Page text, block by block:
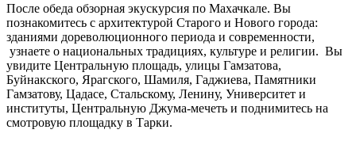
После обеда обзорная экускурсия по Махачкале. Вы
познакомитесь с архитектурой Старого и Нового города:
зданиями дореволюционного периода и современности,
узнаете о национальных традициях, культуре и религии. Вы
увидите Центральную площадь, улицы Гамзатова,
Буйнакского, Ярагского, Шамиля, Гаджиева, Памятники
Гамзатову, Цадасе, Стальскому, Ленину, Университет и
институты, Центральную Джума-мечеть и поднимитесь на
смотровую площадку в Тарки.